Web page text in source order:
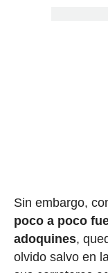
Sin embargo,
poco a poco
adoquines,
olvido salvo en